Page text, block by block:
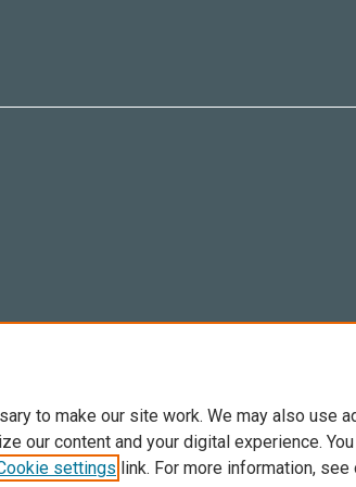
sito: Copyright © 2026 Elsevier, i suoi licenziatari e
to make our site work. We may also use
our content and your digital experience.
settings link. For more information, see